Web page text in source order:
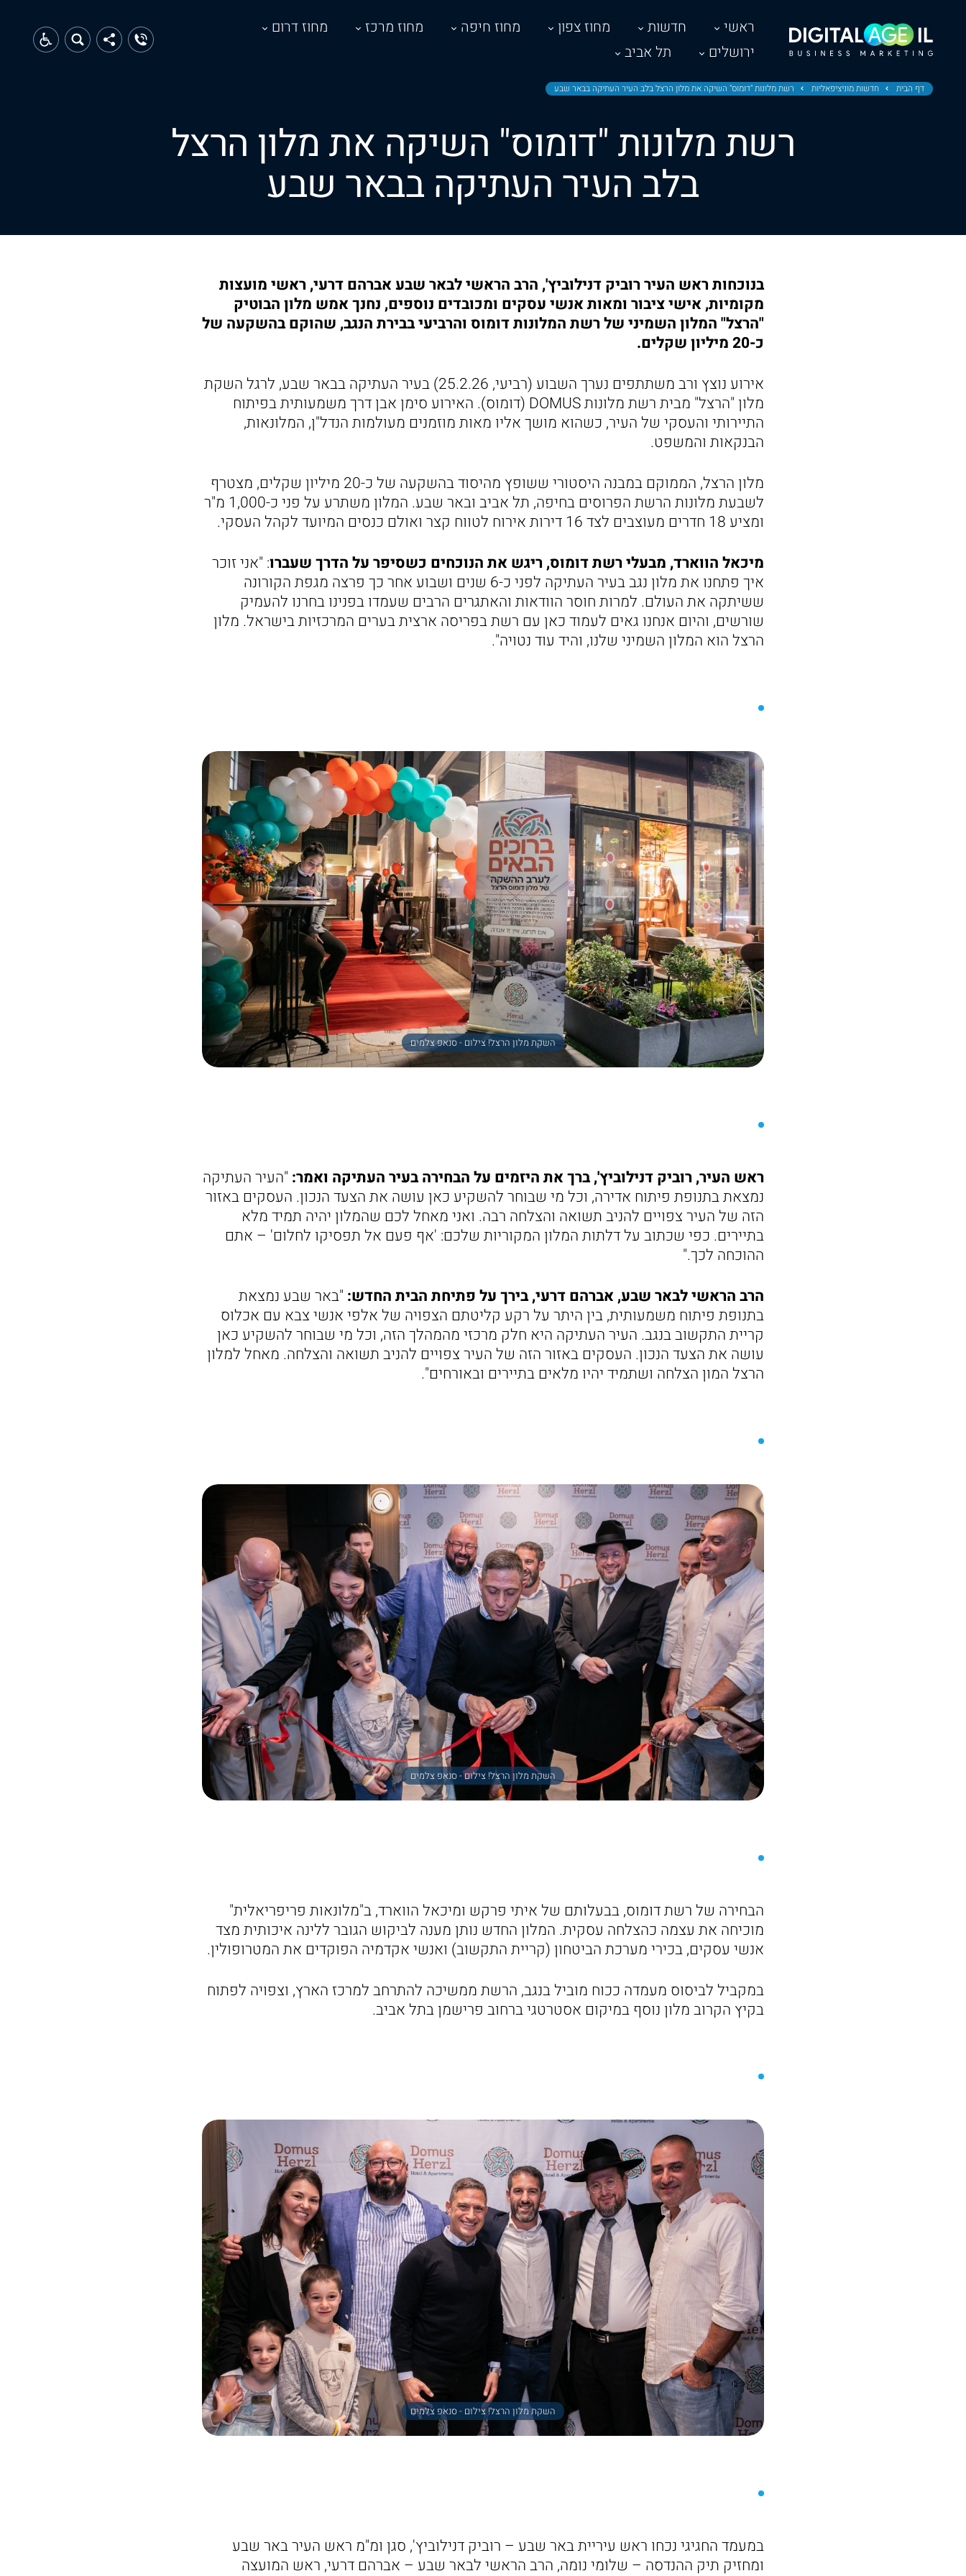
ראשי חדשות מחוז צפון מחוז חיפה מחוז מרכז
מחוז דרום
ירושלים
תל אביב
דף הבית חדשות מוניציפאליות רשת מלונות "דומוס" השיקה את מלון הרצל בלב העיר העתיקה בבאר שבע
רשת מלונות "דומוס" השיקה את מלון הרצל
בלב העיר העתיקה בבאר שבע
בנוכחות ראש העיר רוביק דנילוביץ', הרב הראשי לבאר שבע אברהם דרעי, ראשי מועצות
מקומיות, אישי ציבור ומאות אנשי עסקים ומכובדים נוספים, נחנך אמש מלון הבוטיק
"הרצל" המלון השמיני של רשת המלונות דומוס והרביעי בבירת הנגב, שהוקם בהשקעה של
כ-20 מיליון שקלים.
אירוע נוצץ ורב משתתפים נערך השבוע (רביעי, 25.2.26) בעיר העתיקה בבאר שבע, לרגל השקת
מלון "הרצל" מבית רשת מלונות DOMUS (דומוס). האירוע סימן אבן דרך משמעותית בפיתוח
התיירותי והעסקי של העיר, כשהוא מושך אליו מאות מוזמנים מעולמות הנדל"ן, המלונאות,
הבנקאות והמשפט.
מלון הרצל, הממוקם במבנה היסטורי ששופץ מהיסוד בהשקעה של כ-20 מיליון שקלים, מצטרף
לשבעת מלונות הרשת הפרוסים בחיפה, תל אביב ובאר שבע. המלון משתרע על פני כ-1,000 מ"ר
ומציע 18 חדרים מעוצבים לצד 16 דירות אירוח לטווח קצר ואולם כנסים המיועד לקהל העסקי.
מיכאל הווארד, מבעלי רשת דומוס, ריגש את הנוכחים כשסיפר על הדרך שעברו: "אני זוכר
איך פתחנו את מלון נגב בעיר העתיקה לפני כ-6 שנים ושבוע אחר כך פרצה מגפת הקורונה
ששיתקה את העולם. למרות חוסר הוודאות והאתגרים הרבים שעמדו בפנינו בחרנו להעמיק
שורשים, והיום אנחנו גאים לעמוד כאן עם רשת בפריסה ארצית בערים המרכזיות בישראל. מלון
הרצל הוא המלון השמיני שלנו, והיד עוד נטויה".
השקת מלון הרצל! צילום - סנאפ צלמים
ראש העיר, רוביק דנילוביץ', ברך את היזמים על הבחירה בעיר העתיקה ואמר: "העיר העתיקה
נמצאת בתנופת פיתוח אדירה, וכל מי שבוחר להשקיע כאן עושה את הצעד הנכון. העסקים באזור
הזה של העיר צפויים להניב תשואה והצלחה רבה. ואני מאחל לכם שהמלון יהיה תמיד מלא
בתיירים. כפי שכתוב על דלתות המלון המקוריות שלכם: 'אף פעם אל תפסיקו לחלום' – אתם
ההוכחה לכך."
הרב הראשי לבאר שבע, אברהם דרעי, בירך על פתיחת הבית החדש: "באר שבע נמצאת
בתנופת פיתוח משמעותית, בין היתר על רקע קליטתם הצפויה של אלפי אנשי צבא עם אכלוס
קריית התקשוב בנגב. העיר העתיקה היא חלק מרכזי מהמהלך הזה, וכל מי שבוחר להשקיע כאן
עושה את הצעד הנכון. העסקים באזור הזה של העיר צפויים להניב תשואה והצלחה. מאחל למלון
הרצל המון הצלחה ושתמיד יהיו מלאים בתיירים ובאורחים".
השקת מלון הרצל! צילום - סנאפ צלמים
הבחירה של רשת דומוס, בבעלותם של איתי פרקש ומיכאל הווארד, ב"מלונאות פריפריאלית"
מוכיחה את עצמה כהצלחה עסקית. המלון החדש נותן מענה לביקוש הגובר ללינה איכותית מצד
אנשי עסקים, בכירי מערכת הביטחון (קריית התקשוב) ואנשי אקדמיה הפוקדים את המטרופולין.
במקביל לביסוס מעמדה ככוח מוביל בנגב, הרשת ממשיכה להתרחב למרכז הארץ, וצפויה לפתוח
בקיץ הקרוב מלון נוסף במיקום אסטרטגי ברחוב פרישמן בתל אביב.
השקת מלון הרצל! צילום - סנאפ צלמים
במעמד החגיגי נכחו ראש עיריית באר שבע – רוביק דנילוביץ', סגן ומ"מ ראש העיר באר שבע
ומחזיק תיק ההנדסה – שלומי נומה, הרב הראשי לבאר שבע – אברהם דרעי, ראש המועצה